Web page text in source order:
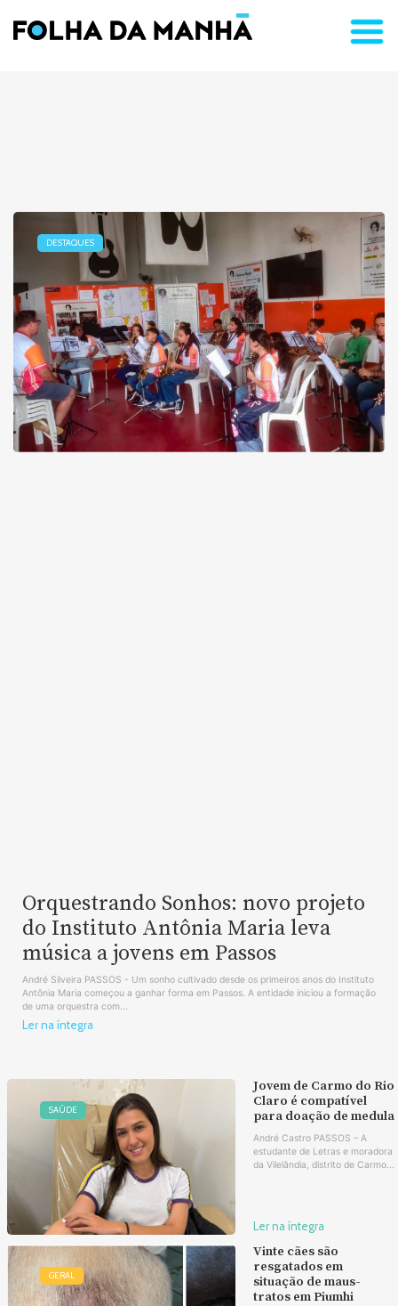
DESTAQUES
Orquestrando Sonhos: novo projeto
do Instituto Antônia Maria leva
música a jovens em Passos
André Silveira PASSOS - Um sonho cultivado desde os primeiros anos do Instituto
Antônia Maria começou a ganhar forma em Passos. A entidade iniciou a formação
de uma orquestra com...
Ler na íntegra
SAÚDE
Jovem de Carmo do Rio
Claro é compatível
para doação de medula
André Castro PASSOS – A
estudante de Letras e moradora
da Vilelândia, distrito de Carmo...
Ler na íntegra
GERAL
Vinte cães são
resgatados em
situação de maus-
tratos em Piumhi